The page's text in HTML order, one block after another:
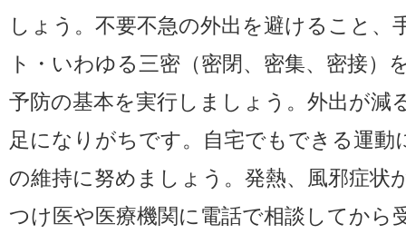
しょう。不要不急の外出を避けること、
ト・いわゆる三密（密閉、密集、密接）
予防の基本を実行しましょう。外出が減
足になりがちです。自宅でもできる運動
の維持に努めましょう。発熱、風邪症状
つけ医や医療機関に電話で相談してから